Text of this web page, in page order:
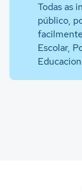
Todas as
público,
Escolar,